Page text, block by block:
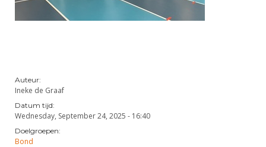
Auteur:
Ineke de Graaf
Datum tijd:
Wednesday, September 24, 2025 - 16:40
Doelgroepen:
Bond